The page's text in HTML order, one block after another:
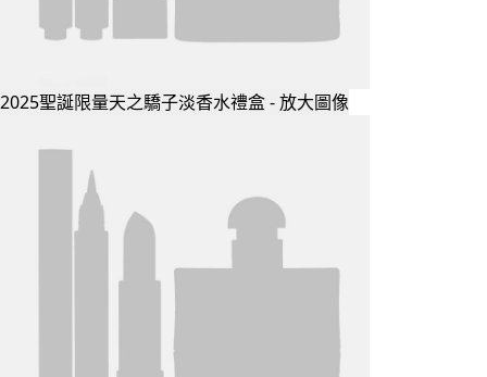
2025聖誕限量天之驕子淡香水禮盒 - 放大圖像